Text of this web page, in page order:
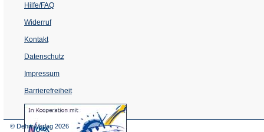
Hilfe/FAQ
Widerruf
Kontakt
Datenschutz
Impressum
Barrierefreiheit
(Öffnet
in
© Dehm Verlag 2026